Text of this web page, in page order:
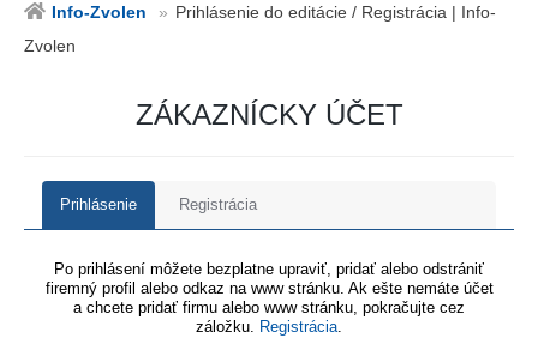
Info-Zvolen
Prihlásenie do editácie / Registrácia | Info-
Zvolen
ZÁKAZNÍCKY ÚČET
Prihlásenie Registrácia
Po prihlásení môžete bezplatne upraviť, pridať alebo odstrániť
firemný profil alebo odkaz na www stránku. Ak ešte nemáte účet
a chcete pridať firmu alebo www stránku, pokračujte cez
záložku. Registrácia.